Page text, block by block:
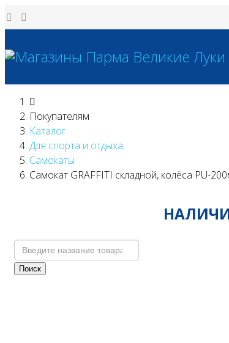
Покупателям
Каталог
Для спорта и отдыха
Самокаты
Самокат GRAFFITI складной, колёса PU-
Поиск